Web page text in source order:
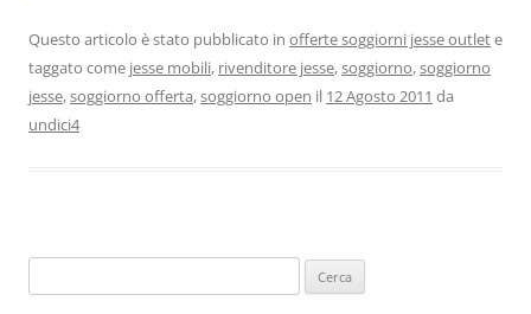
c
e
b
st
o
ai
l
n
di
Questo articolo è stato pubblicato in offerte soggiorni jesse outlete
taggato come jesse mobili, rivenditore jesse,soggiorno,soggiorno
jesse,soggiorno offerta,soggiorno open il 12 Agosto 2011 da
undici4
per: